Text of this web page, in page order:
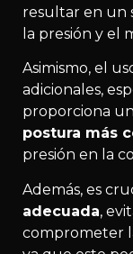
resultar en un
la presión y el
Asimismo, el
adicionales,
proporciona
postura más
presión en la
Además, es
adecuada,
comprometer